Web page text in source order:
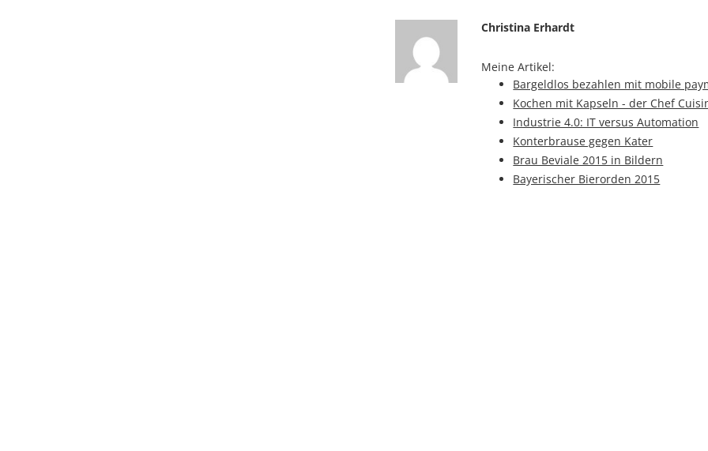
Christina Erhardt
Meine Artikel:
Bargeldlos bezahlen mit mobile
Kochen mit Kapseln - der Chef
Industrie 4.0: IT versus Automation
Konterbrause gegen Kater
Brau Beviale 2015 in Bildern
Bayerischer Bierorden 2015